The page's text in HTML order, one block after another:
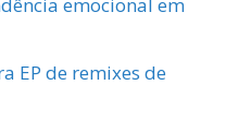
EP de remixes de